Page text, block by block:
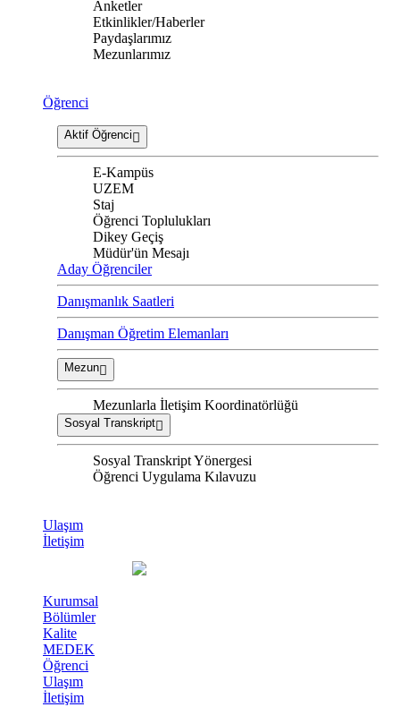
Anketler
Etkinlikler/Haberler
Paydaşlarımız
Mezunlarımız
Öğrenci
Aktif Öğrenci
E-Kampüs
UZEM
Staj
Öğrenci Toplulukları
Dikey Geçiş
Müdür'ün Mesajı
Aday Öğrenciler
Danışmanlık Saatleri
Danışman Öğretim Elemanları
Mezun
Mezunlarla İletişim Koordinatörlüğü
Sosyal Transkript
Sosyal Transkript Yönergesi
Öğrenci Uygulama Kılavuzu
Ulaşım
İletişim
Kurumsal
Bölümler
Kalite
MEDEK
Öğrenci
Ulaşım
İletişim